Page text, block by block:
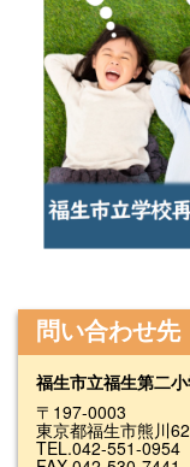
問い合わせ先
福生市立福生第二
〒197-0003
東京都福生市熊川
TEL.042-551-0954